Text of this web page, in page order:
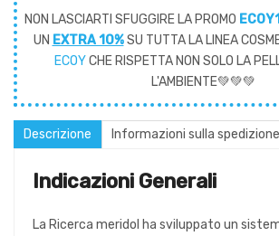
NON LASCIARTI SFUGGIRE LA PROMO
UN EXTRA 10%SU TUTTA LA LINEA
ECOYCHE RISPETTA NON SOLO LA
L'AMBIENTE💚💚💚
Descrizione Informazioni sulla spedizione
Indicazioni Generali
La Ricerca meridol ha sviluppato un